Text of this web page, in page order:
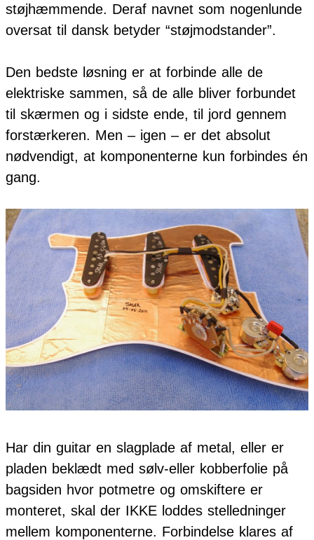
støjhæmmende. Deraf navnet som nogenlunde
oversat til dansk betyder “støjmodstander”.
Den bedste løsning er at forbinde alle de
elektriske sammen, så de alle bliver forbundet
til skærmen og i sidste ende, til jord gennem
forstærkeren. Men – igen – er det absolut
nødvendigt, at komponenterne kun forbindes én
gang.
Har din guitar en slagplade af metal, eller er
pladen beklædt med sølv-eller kobberfolie på
bagsiden hvor potmetre og omskiftere er
monteret, skal der IKKE loddes stelledninger
mellem komponenterne. Forbindelse klares af